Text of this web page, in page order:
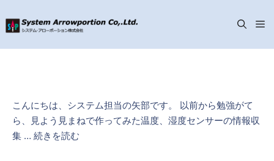
コ
メ
こんにちは、システム担当の矢部です。 以前から勉強がて
ら、見よう見まねで作ってみた温度、湿度センサーの情報収
集 … 続きを読む